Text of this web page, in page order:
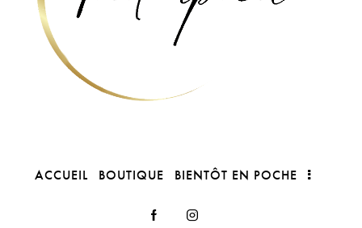
ACCUEIL BOUTIQUE BIENTÔT EN POCHE